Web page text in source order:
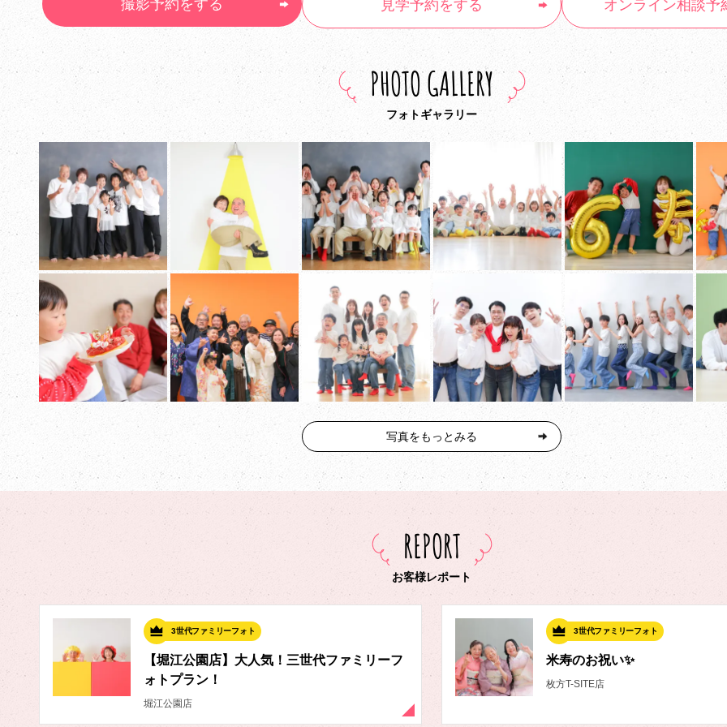
撮影予約をする 見学予約をする オンライン相談予
PHOTO GALLERY
フォトギャラリー
写真をもっとみる
REPORT
お客様レポート
3世代ファミリーフォト
【堀江公園店】大人気！三世代ファミリーフ
ォトプラン！
堀江公園店
3世代ファミリーフォト
米寿のお祝い✨️
枚方T-SITE店